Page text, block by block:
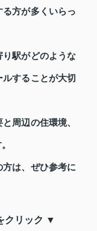
方が多くいらっ
り駅がどのような
することが大切
周辺の住環境、
は、ぜひ参考に
クリック ▼